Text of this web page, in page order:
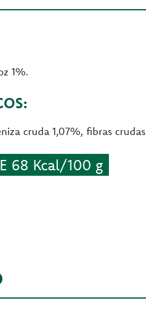
1%.
cruda 1,07%, fibras
68 Kcal/100 g